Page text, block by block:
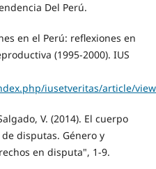
Del Perú.
en el Perú: reflexiones en
(1995-2000). IUS
iusetveritas/article/
V. (2014). El cuerpo
disputas. Género y
en disputa", 1-9.